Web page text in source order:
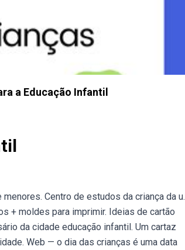
a Educação Infantil
Centro de estudos da criança da u.
+ moldes para imprimir. Ideias de cartão
da cidade educação infantil. Um cartaz
Web — o dia das crianças é uma data